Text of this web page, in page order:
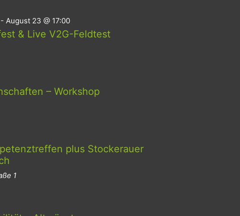
- August 23 @ 17:00
& Live V2G-Feldtest
– Workshop
plus Stockerauer
1